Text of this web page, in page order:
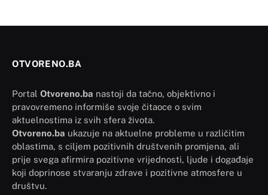
OTVORENO.BA
Portal Otvoreno.ba nastoji da tačno, objektivno i
pravovremeno informiše svoje čitaoce o svim
aktuelnostima iz svih sfera života.
Otvoreno.ba ukazuje na aktuelne probleme u različitim
oblastima, s ciljem pozitivnih društvenih promjena, ali
prije svega afirmira pozitivne vrijednosti, ljude i događaje
koji doprinose stvaranju zdrave i pozitivne atmosfere u
društvu.